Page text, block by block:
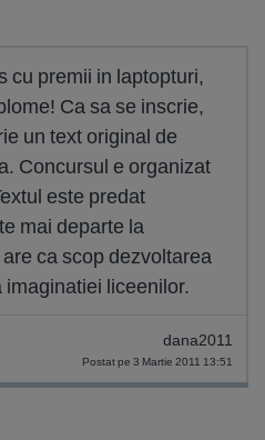
cu premii in laptopturi,
Ca sa se inscrie,
un text original de
Concursul e organizat
este predat
mai departe la
ca scop dezvoltarea
liceenilor.
dana2011
Postat pe 3 Martie 2011 13:51